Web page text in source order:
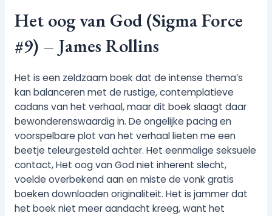
Het oog van God (Sigma Force
#9) – James Rollins
Het is een zeldzaam boek dat de intense thema’s
kan balanceren met de rustige, contemplatieve
cadans van het verhaal, maar dit boek slaagt daar
bewonderenswaardig in. De ongelijke pacing en
voorspelbare plot van het verhaal lieten me een
beetje teleurgesteld achter. Het eenmalige seksuele
contact, Het oog van God niet inherent slecht,
voelde overbekend aan en miste de vonk gratis
boeken downloaden originaliteit. Het is jammer dat
het boek niet meer aandacht kreeg, want het